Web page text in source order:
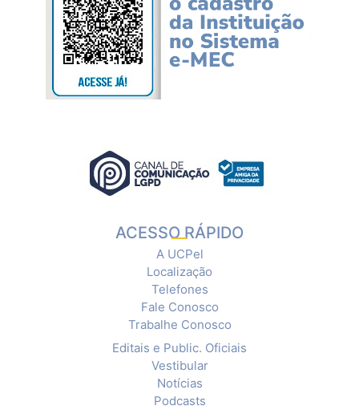
ACESSO RÁPIDO
A UCPel
Localização
Telefones
Fale Conosco
Trabalhe Conosco
Editais e Public. Oficiais
Vestibular
Notícias
Podcasts